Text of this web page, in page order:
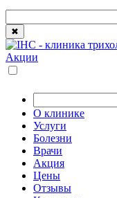
✖
Акции
О клинике
Услуги
Болезни
Врачи
Акция
Цены
Отзывы